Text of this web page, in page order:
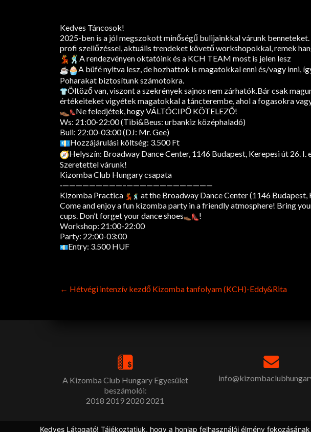
Kedves Táncosok!
2025-ben is a jól megszokott minőségű bulijainkkal várunk
profi szellőzéssel, aktuális trendeket követő workshopokkal, remek
A rendezvényen oktatóink és a KCH TEAM most is jelen lesz
A büfé nyitva lesz, de hozhattok is magatokkal enni és/vagy inni,
Poharakat biztosítunk számotokra.
Öltöző van, viszont a szekrények sajnos nem zárhatók.Bár csak
értékeiteket vigyétek magatokkal a táncterembe, ahol a fogasokra
Ne feledjétek, hogy VÁLTÓCIPŐ KÖTELEZŐ!
Ws: 21:00-22:00 (Tibi&Beus: urbankiz középhaladó)
Buli: 22:00-03:00 (DJ: Mr. Gee)
Hozzájárulási költség: 3.500 Ft
Helyszín: Broadway Dance Center, 1146 Budapest, Kerepesi út 26. I.
Szeretettel várunk!
Kizomba Club Hungary csapata
‐—————————–—————————————
Kizomba Practica
at the Broadway Dance Center (1146 Budapest,
Come and enjoy a fun kizomba party in a friendly atmosphere! Bring
cups. Don’t forget your dance shoes
!
Workshop: 21:00-22:00
Party: 22:00-03:00
Entry: 3.500 HUF
Post
← Hétvégi intenzív kezdő Kizomba tanfolyam (KCH)-Eddy&Rita
A Kizomba Club Hungary Egyesület
beszámolói:
2018 2019 2020 2021
Kedves Látogató! Tájékoztatjuk, hogy a honlap felhasználói élmény